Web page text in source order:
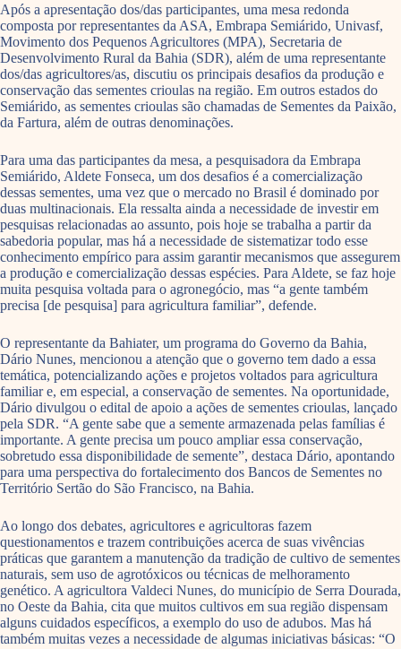
Após a apresentação dos/das participantes, uma mesa redonda
composta por representantes da ASA, Embrapa Semiárido, Univasf,
Movimento dos Pequenos Agricultores (MPA), Secretaria de
Desenvolvimento Rural da Bahia (SDR), além de uma representante
dos/das agricultores/as, discutiu os principais desafios da produção e
conservação das sementes crioulas na região. Em outros estados do
Semiárido, as sementes crioulas são chamadas de Sementes da Paixão,
da Fartura, além de outras denominações.
Para uma das participantes da mesa, a pesquisadora da Embrapa
Semiárido, Aldete Fonseca, um dos desafios é a comercialização
dessas sementes, uma vez que o mercado no Brasil é dominado por
duas multinacionais. Ela ressalta ainda a necessidade de investir em
pesquisas relacionadas ao assunto, pois hoje se trabalha a partir da
sabedoria popular, mas há a necessidade de sistematizar todo esse
conhecimento empírico para assim garantir mecanismos que assegurem
a produção e comercialização dessas espécies. Para Aldete, se faz hoje
muita pesquisa voltada para o agronegócio, mas “a gente também
precisa [de pesquisa] para agricultura familiar”, defende.
O representante da Bahiater, um programa do Governo da Bahia,
Dário Nunes, mencionou a atenção que o governo tem dado a essa
temática, potencializando ações e projetos voltados para agricultura
familiar e, em especial, a conservação de sementes. Na oportunidade,
Dário divulgou o edital de apoio a ações de sementes crioulas, lançado
pela SDR. “A gente sabe que a semente armazenada pelas famílias é
importante. A gente precisa um pouco ampliar essa conservação,
sobretudo essa disponibilidade de semente”, destaca Dário, apontando
para uma perspectiva do fortalecimento dos Bancos de Sementes no
Território Sertão do São Francisco, na Bahia.
Ao longo dos debates, agricultores e agricultoras fazem
questionamentos e trazem contribuições acerca de suas vivências
práticas que garantem a manutenção da tradição de cultivo de sementes
naturais, sem uso de agrotóxicos ou técnicas de melhoramento
genético. A agricultora Valdeci Nunes, do município de Serra Dourada,
no Oeste da Bahia, cita que muitos cultivos em sua região dispensam
alguns cuidados específicos, a exemplo do uso de adubos. Mas há
também muitas vezes a necessidade de algumas iniciativas básicas: “O